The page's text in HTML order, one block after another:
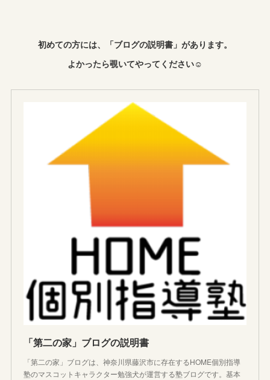
初めての方には、「ブログの説明書」があります。
よかったら覗いてやってください☺︎
「第二の家」ブログの説明書
「第二の家」ブログは、神奈川県藤沢市に存在するHOME個別指導
塾のマスコットキャラクター勉強犬が運営する塾ブログです。基本